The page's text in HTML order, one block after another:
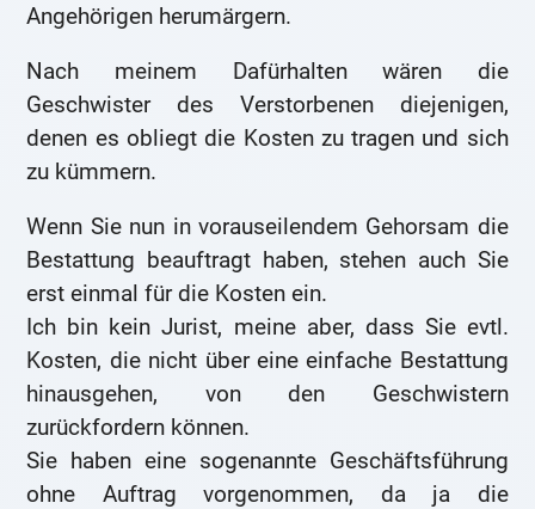
Angehörigen herumärgern.
Nach meinem Dafürhalten wären die
Geschwister des Verstorbenen diejenigen,
denen es obliegt die Kosten zu tragen und sich
zu kümmern.
Wenn Sie nun in vorauseilendem Gehorsam die
Bestattung beauftragt haben, stehen auch Sie
erst einmal für die Kosten ein.
Ich bin kein Jurist, meine aber, dass Sie evtl.
Kosten, die nicht über eine einfache Bestattung
hinausgehen, von den Geschwistern
zurückfordern können.
Sie haben eine sogenannte Geschäftsführung
ohne Auftrag vorgenommen, da ja die